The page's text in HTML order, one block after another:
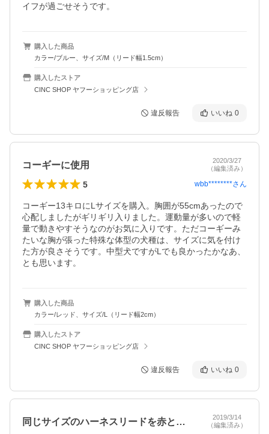
イフが過ごせそうです。
購入した商品
カラー/ブルー、サイズ/M（リード幅1.5cm）
購入したストア
CINC SHOP ヤフーショッピング店
違反報告 いいね 0
コーギーに使用
2020/3/27
（編集済み）
5 wbb********さん
コーギー13キロにLサイズを購入。胸囲が55cmあったので
心配しましたがギリギリ入りました。運動量が多いので軽
量で動きやすそうなのがお気に入りです。ただコーギーみ
たいな胸が張った特殊な体型の犬種は、サイズに気を付け
た方が良さそうです。中型犬ですがLでも良かったかなあ、
とも思います。
購入した商品
カラー/レッド、サイズ/L（リード幅2cm）
購入したストア
CINC SHOP ヤフーショッピング店
違反報告 いいね 0
同じサイズのハーネスリードを赤とコーヒ…
2019/3/14
（編集済み）